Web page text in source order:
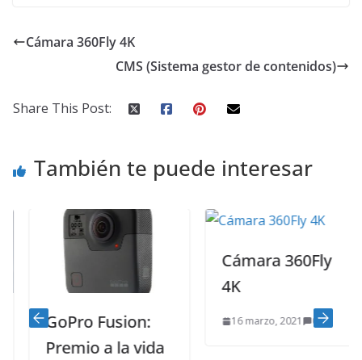
Cámara 360Fly 4K
CMS (Sistema gestor de contenidos)
Share This Post:
También te puede interesar
GoPro Fusion:
Premio a la vida
Cámara 360Fly
4K
16 marzo, 2021 0